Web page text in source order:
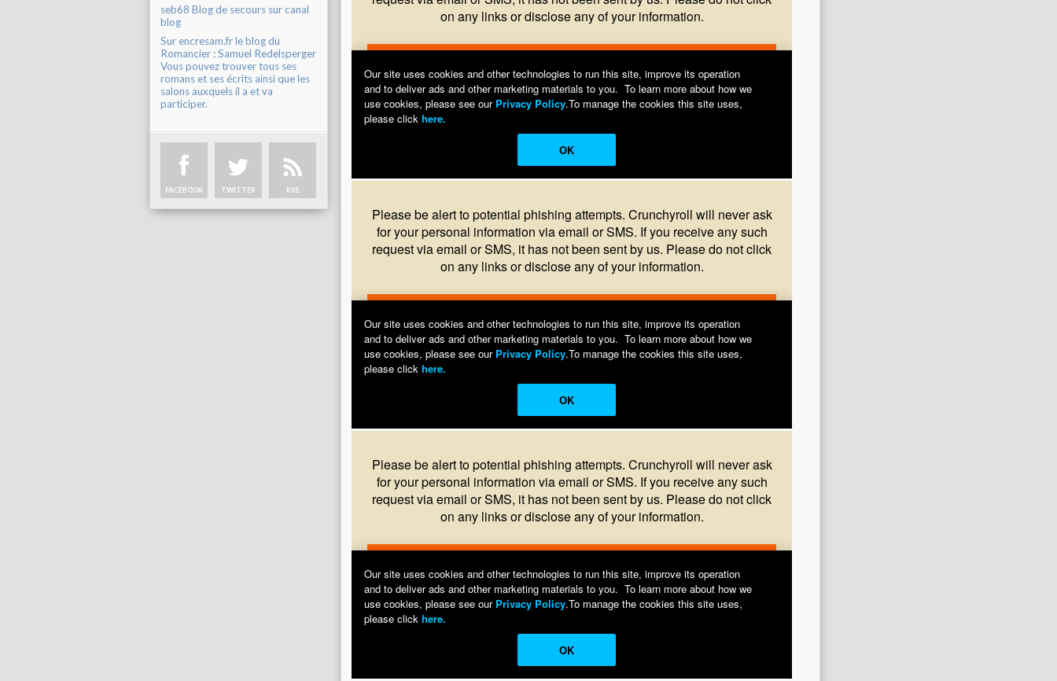
seb68 Blog de secours sur canal
blog
Sur encresam.fr le blog du
Romancier : Samuel Redelsperger
Vous pouvez trouver tous ses
romans et ses écrits ainsi que les
salons auxquels il a et va
participer.
FACEBOOK TWITTER RSS